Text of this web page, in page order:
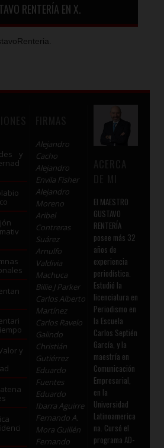
RENTERÍA EN X.
y
y
Alejandro
Cacho
Alejandro
Envila Fisher
Alejandro
Moreno
Aribel
Contreras
Suárez
Arnulfo
Valdivia
Machuca
Billie J Parker
Carlos Alberto
Martínez
Carlos Ravelo
Galindo
Christián
Gutiérrez
Eduardo
Fuentes
Eduardo
Ibarra Aguirre
Fernando A.
Mora Guillén
Fernando
El MAESTRO
GUSTAVO
RENTERÍA
posee más 32
años de
experiencia
periodística.
Estudió la
licenciatura en
Periodismo en
la Escuela
Carlos Septién
García, y la
maestría en
Comunicación
Empresarial,
en la
Universidad
Latinoamerica
na. Cursó el
programa AD-